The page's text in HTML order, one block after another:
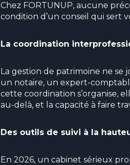
Chez FORTUNUP, aucune
condition d’un conseil qui sert
La coordination
La gestion de patrimoine ne se
un notaire, un expert-
cette coordination s’organise,
au-delà, et la capacité à faire
Des outils de suivi à la
En 2026, un cabinet sérieux